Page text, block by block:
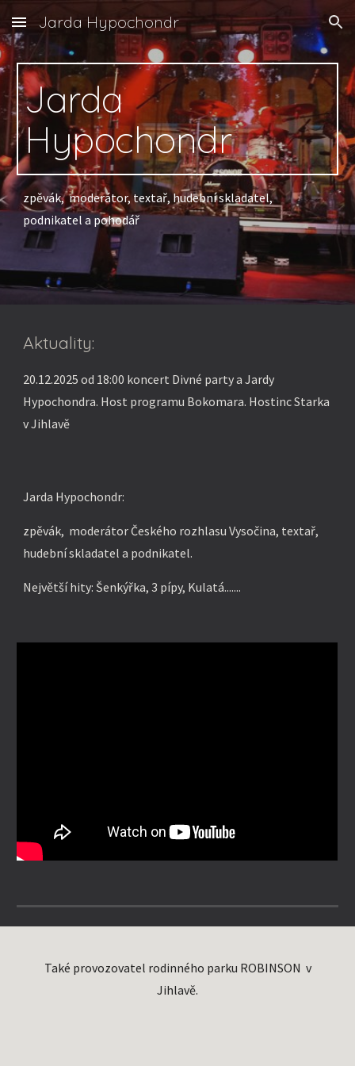
Skip to main content Skip to navigation
Jarda Hypochondr
Jarda
Hypochondr
zpěvák, moderátor, textař, hudební skladatel,
podnikatel a pohodář
Aktuality:
20.12.2025 od 18:00 koncert Divné party a Jardy
Hypochondra. Host programu Bokomara. Hostinc Starka
v Jihlavě
Jarda Hypochondr:
zpěvák, moderátor Českého rozhlasu Vysočina, textař,
hudební skladatel a podnikatel.
Největší hity: Šenkýřka, 3 pípy, Kulatá.......
Také provozovatel rodinného parku ROBINSON v
Jihlavě.